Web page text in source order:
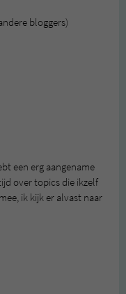
bloggers)
een erg aangename
over topics die ikzelf
ik kijk er alvast naar